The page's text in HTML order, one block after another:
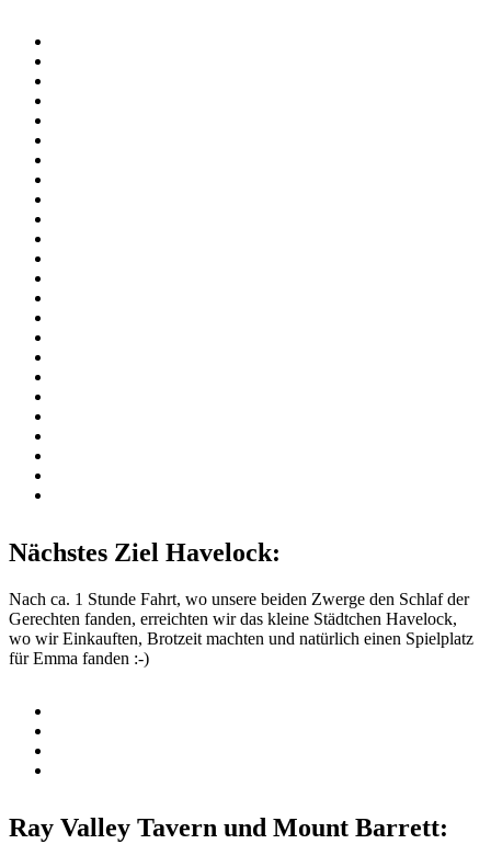
Nächstes Ziel Havelock:
Nach ca. 1 Stunde Fahrt, wo unsere beiden Zwerge den Schlaf der
Gerechten fanden, erreichten wir das kleine Städtchen Havelock,
wo wir Einkauften, Brotzeit machten und natürlich einen Spielplatz
für Emma fanden :-)
Ray Valley Tavern und Mount Barrett: